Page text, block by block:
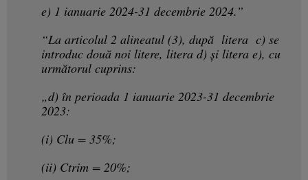
e) 1 ianuarie 2024-31 decembrie 2024.”
“La articolul 2 alineatul (3), după litera c) se
introduc două noi litere, litera d) și litera e), cu
următorul cuprins:
„d) în perioada 1 ianuarie 2023-31 decembrie
2023:
(i) Clu = 35%;
(ii) Ctrim = 20%;